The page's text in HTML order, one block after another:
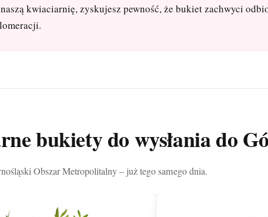
kwiaciarnię, zyskujesz pewność, że bukiet zachwyci
bukiety do wysłania do
Obszar Metropolitalny – już tego samego dnia.